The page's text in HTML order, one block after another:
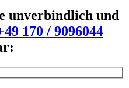
unverbindlich und
170 / 9096044